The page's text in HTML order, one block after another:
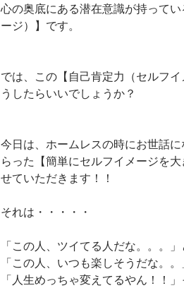
心の奥底にある潜在意識が持って
ージ）】です。
では、この【自己肯定力（セルフ
うしたらいいでしょうか？
今日は、ホームレスの時にお世話
らった【簡単にセルフイメージを
せていただきます！！
それは・・・・・
「この人、ツイてる人だな。。。
「この人、いつも楽しそうだな。。
「人生めっちゃ変えてるやん！！